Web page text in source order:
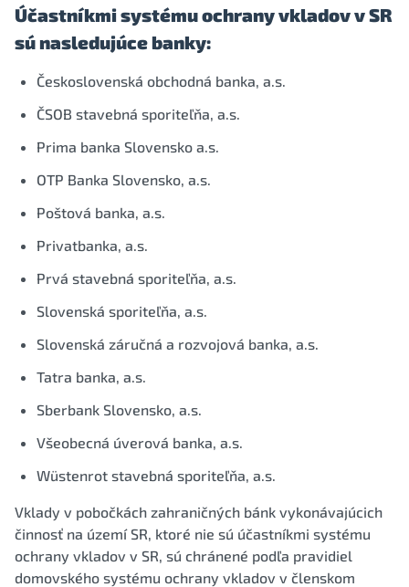
Účastníkmi systému ochrany vkladov v SR
sú nasledujúce banky:
Československá obchodná banka, a.s.
ČSOB stavebná sporiteľňa, a.s.
Prima banka Slovensko a.s.
OTP Banka Slovensko, a.s.
Poštová banka, a.s.
Privatbanka, a.s.
Prvá stavebná sporiteľňa, a.s.
Slovenská sporiteľňa, a.s.
Slovenská záručná a rozvojová banka, a.s.
Tatra banka, a.s.
Sberbank Slovensko, a.s.
Všeobecná úverová banka, a.s.
Wüstenrot stavebná sporiteľňa, a.s.
Vklady v pobočkách zahraničných bánk vykonávajúcich
činnosť na území SR, ktoré nie sú účastníkmi systému
ochrany vkladov v SR, sú chránené podľa pravidiel
domovského systému ochrany vkladov v členskom